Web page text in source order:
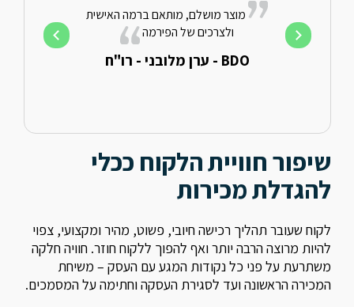
עזרו לחסוך
השירות
מתקדם,
מוצר מושלם, מותאם ברמה האישית
ולצרכים של הפירמה
BDO - ערן מלובני - רו"ח
המנגנון
במערכת
שלהם
שיפור חוויית הלקוח ככלי
להגדלת מכירות
לקוח שעובר תהליך רכישה חיובי, פשוט, מהיר ומקצועי, צפוי
להיות מרוצה הרבה יותר ואף להפוך ללקוח חוזר. חוויה חלקה
משתרעת על פני כל נקודות המגע עם העסק – משיחת
המכירה הראשונה ועד לסגירת העסקה וחתימה על המסמכים.